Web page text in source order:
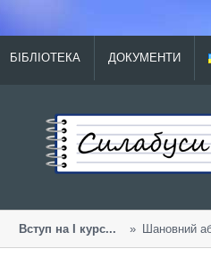
БІБЛІОТЕКА ДОКУМЕНТИ
Вступ на І курс... Шановний